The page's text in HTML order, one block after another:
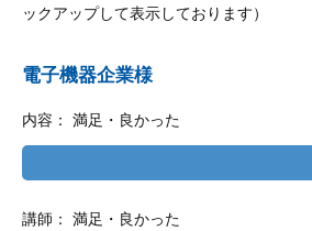
ックアップして表示しております）
電子機器企業様
内容： 満足・良かった
講師： 満足・良かった